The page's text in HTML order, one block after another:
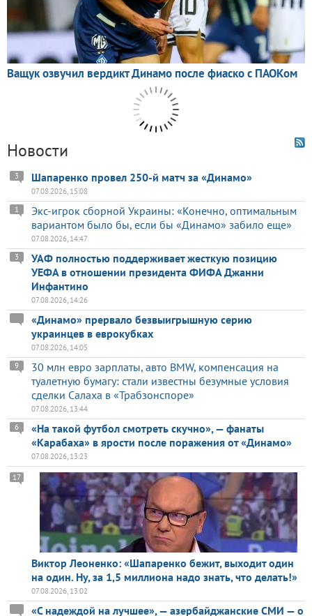
Новости
Шапаренко провел 250-й матч за «Динамо»
3
07.08.2026, 15:08
Экс-игрок сборной Украины: «Конечно, оптимальным
вариантом было бы, если бы «Динамо» забило еще»
1
07.08.2026, 14:47
УАФ полностью поддерживает жесткую позицию
УЕФА в отношении президента ФИФА Джанни
Инфантино
3
07.08.2026, 14:26
«Динамо» прервало безвыигрышную серию
украинцев в еврокубках
07.08.2026, 14:05
30 млн евро зарплаты, авто BMW, компенсация на
туалетную бумагу: стали известны безумные условия
сделки Салаха в «Трабзонспоре»
9
07.08.2026, 13:44
«На такой футбол смотреть скучно», — фанаты
«Карабаха» в ярости после поражения от «Динамо»
6
07.08.2026, 13:23
Виктор Леоненко: «Шапаренко бежит, выходит один
на один. Ну, за 1,5 миллиона надо знать, что делать!»
17
07.08.2026, 13:02
«С надеждой на лучшее», — азербайджанские СМИ — о